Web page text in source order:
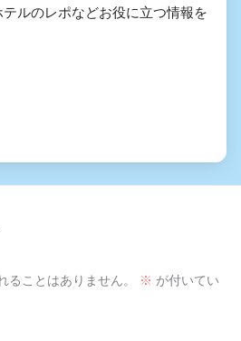
ルのレポなどお役に立つ情報を
ることはありません。 ※ が付いてい